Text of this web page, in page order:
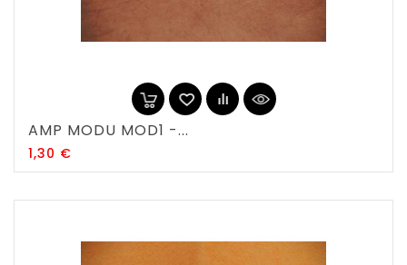
AMP MODU MOD1 -...
1,30 €